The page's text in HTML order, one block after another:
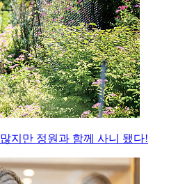
지만 정원과 함께 사니 됐다!